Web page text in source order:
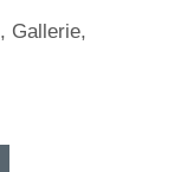
, Gallerie,